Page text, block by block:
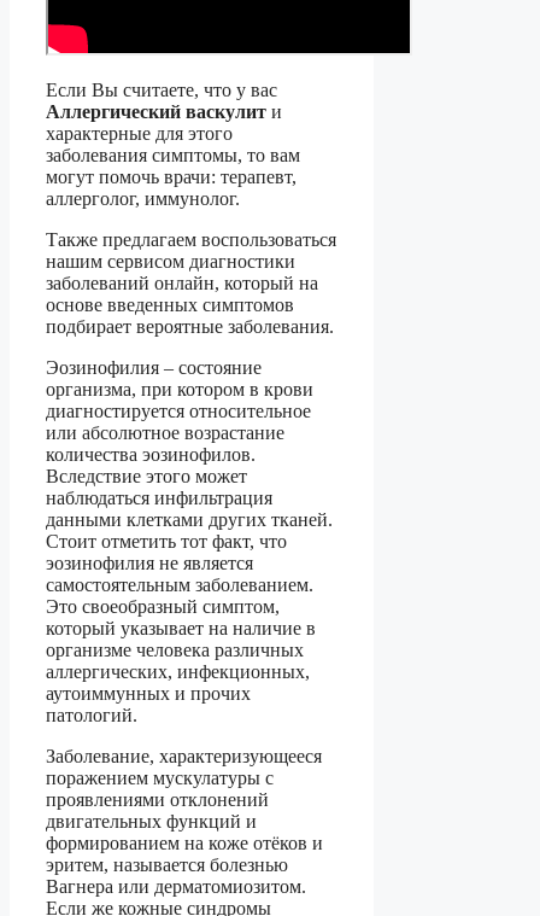
Если Вы считаете, что у вас
Аллергический васкулит и
характерные для этого
заболевания симптомы, то вам
могут помочь врачи: терапевт,
аллерголог, иммунолог.
Также предлагаем воспользоваться
нашим сервисом диагностики
заболеваний онлайн, который на
основе введенных симптомов
подбирает вероятные заболевания.
Эозинофилия – состояние
организма, при котором в крови
диагностируется относительное
или абсолютное возрастание
количества эозинофилов.
Вследствие этого может
наблюдаться инфильтрация
данными клетками других тканей.
Стоит отметить тот факт, что
эозинофилия не является
самостоятельным заболеванием.
Это своеобразный симптом,
который указывает на наличие в
организме человека различных
аллергических, инфекционных,
аутоиммунных и прочих
патологий.
Заболевание, характеризующееся
поражением мускулатуры с
проявлениями отклонений
двигательных функций и
формированием на коже отёков и
эритем, называется болезнью
Вагнера или дерматомиозитом.
Если же кожные синдромы